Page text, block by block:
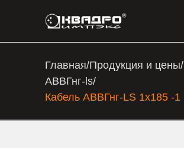
Главная/Продукция и цены/
АВВГнг-ls/
Кабель АВВГнг-LS 1х185 -1